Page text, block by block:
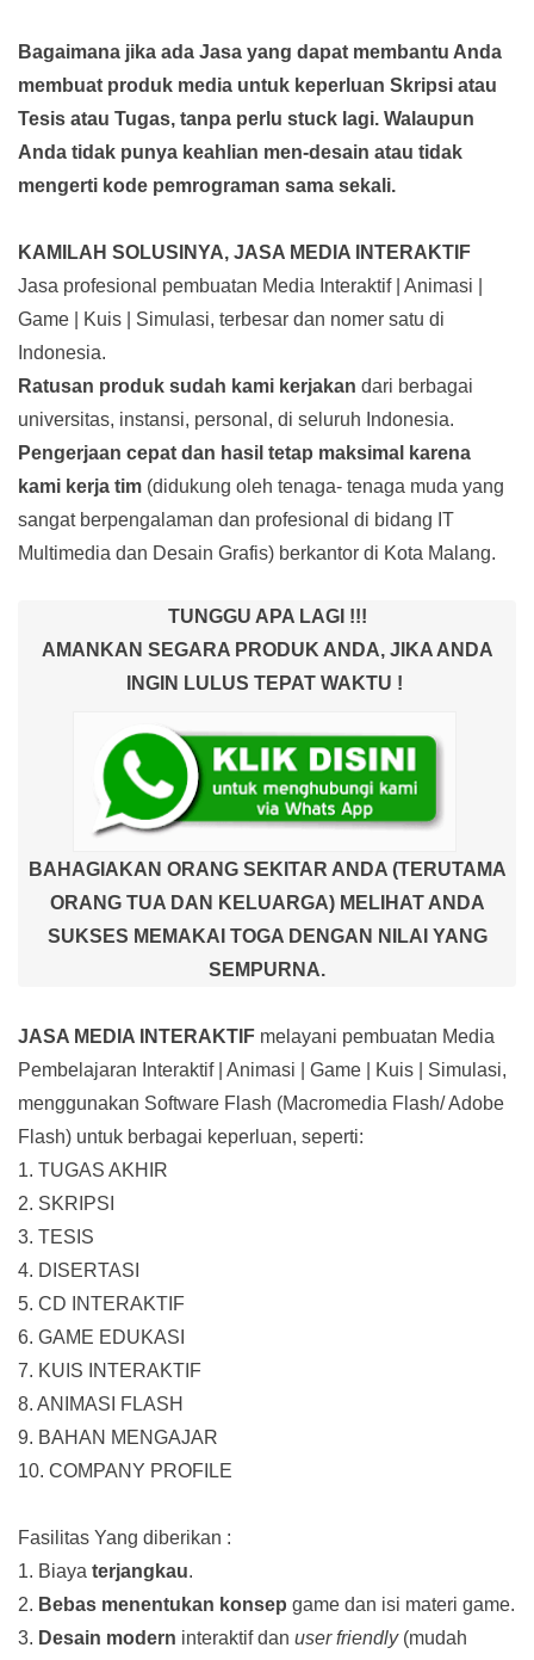
Bagaimana jika ada Jasa yang dapat membantu Anda
membuat produk media untuk keperluan Skripsi atau
Tesis atau Tugas, tanpa perlu stuck lagi. Walaupun
Anda tidak punya keahlian men-desain atau tidak
mengerti kode pemrograman sama sekali.
KAMILAH SOLUSINYA, JASA MEDIA INTERAKTIF
Jasa profesional pembuatan Media Interaktif | Animasi |
Game | Kuis | Simulasi, terbesar dan nomer satu di
Indonesia.
Ratusan produk sudah kami kerjakan dari berbagai
universitas, instansi, personal, di seluruh Indonesia.
Pengerjaan cepat dan hasil tetap maksimal karena
kami kerja tim (didukung oleh tenaga- tenaga muda yang
sangat berpengalaman dan profesional di bidang IT
Multimedia dan Desain Grafis) berkantor di Kota Malang.
TUNGGU APA LAGI !!!
AMANKAN SEGARA PRODUK ANDA, JIKA ANDA
INGIN LULUS TEPAT WAKTU !
BAHAGIAKAN ORANG SEKITAR ANDA (TERUTAMA
ORANG TUA DAN KELUARGA) MELIHAT ANDA
SUKSES MEMAKAI TOGA DENGAN NILAI YANG
SEMPURNA.
JASA MEDIA INTERAKTIF melayani pembuatan Media
Pembelajaran Interaktif| Animasi | Game | Kuis | Simulasi,
menggunakan Software Flash (Macromedia Flash/ Adobe
Flash) untuk berbagai keperluan, seperti:
1. TUGAS AKHIR
2. SKRIPSI
3. TESIS
4. DISERTASI
5. CD INTERAKTIF
6. GAME EDUKASI
7. KUIS INTERAKTIF
8. ANIMASI FLASH
9. BAHAN MENGAJAR
10. COMPANY PROFILE
Fasilitas Yang diberikan :
1. Biaya terjangkau.
2. Bebas menentukan konsep game dan isi materi game.
3. Desain modern interaktif dan user friendly(mudah